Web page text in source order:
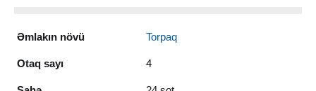
Əmlakın növü Torpaq
Otaq sayı 4